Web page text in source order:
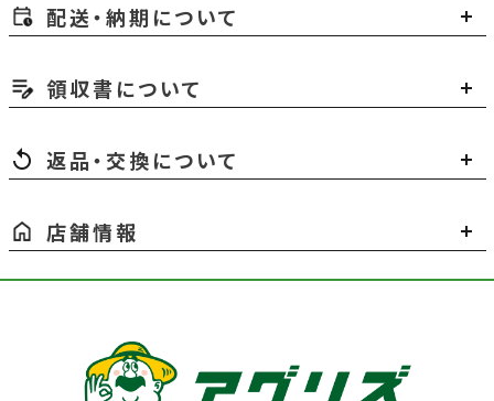
配送・納期について
領収書について
返品・交換について
店舗情報